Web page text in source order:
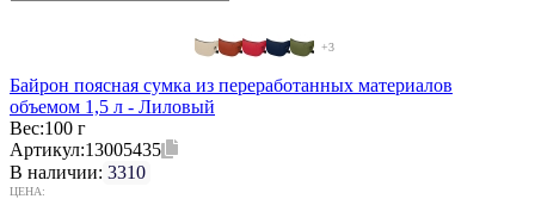
+3
Байрон поясная сумка из переработанных материалов
объемом 1,5 л - Лиловый
Вес:100 г
Артикул:13005435
В наличии: 3310
ЦЕНА: